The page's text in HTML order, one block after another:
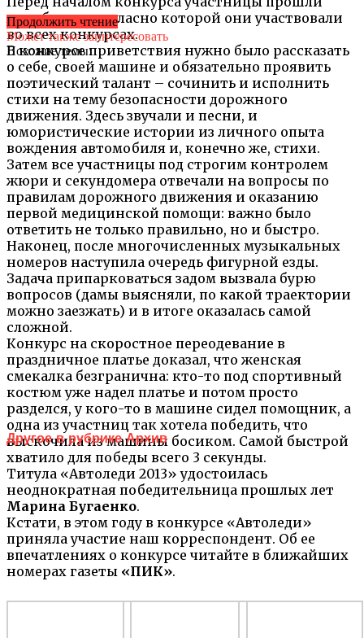
жеребьевку, согласно которой они участвовали
во всех конкурсах.
В конкурсе приветствия нужно было рассказать
о себе, своей машине и обязательно проявить
поэтический талант – сочинить и исполнить
стихи на тему безопасности дорожного
движения. Здесь звучали и песни, и
юмористические истории из личного опыта
вождения автомобиля и, конечно же, стихи.
Затем все участницы под строгим контролем
жюри и секундомера отвечали на вопросы по
правилам дорожного движения и оказанию
первой медицинской помощи: важно было
ответить не только правильно, но и быстро.
Наконец, после многочисленных музыкальных
номеров наступила очередь фигурной езды.
Задача припарковаться задом вызвала бурю
вопросов (дамы выясняли, по какой траектории
можно заезжать) и в итоге оказалась самой
сложной.
Конкурс на скоростное переодевание в
праздничное платье доказал, что женская
смекалка безгранична: кто-то под спортивный
костюм уже надел платье и потом просто
разделся, у кого-то в машине сидел помощник, а
одна из участниц так хотела победить, что
выскочила из машины босиком. Самой быстрой
хватило для победы всего 3 секунды.
Титула «Автоледи 2013» удостоилась
неоднократная победительница прошлых лет
Марина Бугаенко.
Кстати, в этом году в конкурсе «Автоледи»
приняла участие наш корреспондент. Об ее
впечатлениях о конкурсе читайте в ближайших
номерах газеты «ПИК».
Продолжить чтение
Может также заинтересовать
Похожие темы:
Другое в рубрике Архив